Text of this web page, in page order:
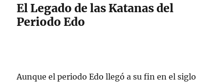
El Legado de las Katanas del
Periodo Edo
Aunque el periodo Edo llegó a su fin en el siglo